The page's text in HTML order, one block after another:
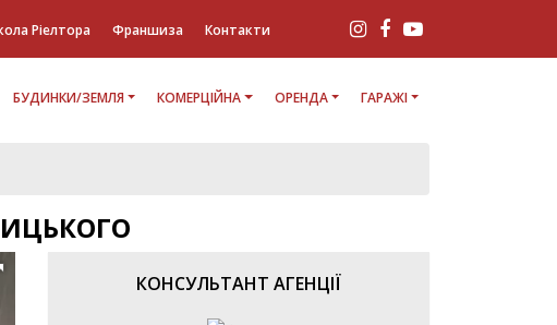
Ріелтора Франшиза Контакти
БУДИНКИ/ЗЕМЛЯ КОМЕРЦІЙНА ОРЕНДА ГАРАЖІ
КОНСУЛЬТАНТ АГЕНЦІЇ